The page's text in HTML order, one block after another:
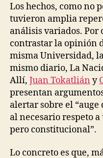
Los hechos, como no
tuvieron amplia
análisis variados. Por
contrastar la opinión
misma Universidad,
mismo diario, La
Allí, Juan Tokatlián y
presentan
alertar sobre el
al necesario respeto
pero constitucional”.
Lo concreto es que,